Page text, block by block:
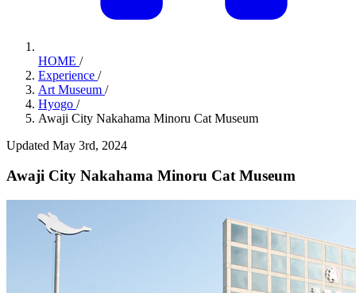
HOME /
Experience /
Art Museum /
Hyogo /
Awaji City Nakahama Minoru Cat Museum
Updated May 3rd, 2024
Awaji City Nakahama Minoru Cat Museum